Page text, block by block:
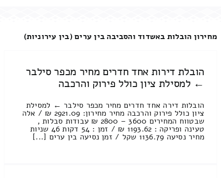
מחירון הובלות באשדוד והסביבה בין ערים (בין עירוניות)
הובלת דירות אחד חדרים מחיר מכפר סילבר
← למסילת ציון כולל פירוק והרכבה
הובלות דירה אחד חדרים מחיר מכפר סילבר ← למסילת
ציון כולל פירוק והרכבה מחיר מחירון: 2921.09 ₪ / אלה
שבטווח המחירים 3600 – 2800 ₪ עבודות סבלות ,
טעינה ופריקה : 1193.62 ₪ / זמן : 54 דקות 46 שניות
מחיר נסיעה 1136.79 שקל / זמן נסיעה בין ערים [...]